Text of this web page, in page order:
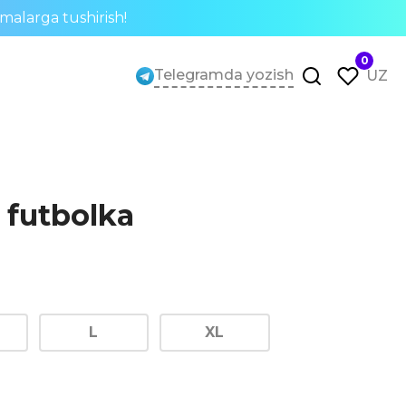
tushirish!
Telegramda yozish
0
UZ
futbolka
L XL